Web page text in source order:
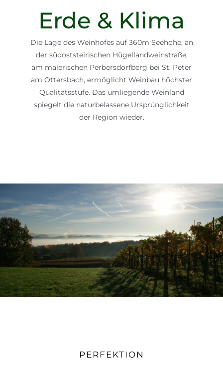
Erde & Klima
Die Lage des Weinhofes auf 360m Seehöhe, an
der südoststeirischen Hügellandweinstraße,
am malerischen Perbersdorfberg bei St. Peter
am Ottersbach, ermöglicht Weinbau höchster
Qualitätsstufe. Das umliegende Weinland
spiegelt die naturbelassene Ursprünglichkeit
der Region wieder.
PERFEKTION